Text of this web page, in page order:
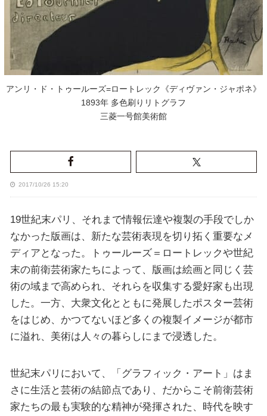
アンリ・ド・トゥールーズ=ロートレック《ディヴァン・ジャポネ》
1893年 多色刷りリトグラフ
三菱一号館美術館
2017/10/26 15:20
19世紀末パリ、それまで情報伝達や複製の手段でしか
なかった版画は、新たな芸術表現を切り拓く重要なメ
ディアとなった。トゥールーズ＝ロートレックや世紀
末の前衛芸術家たちによって、版画は絵画と同じく芸
術の域まで高められ、それらを収集する愛好家も出現
した。一方、大衆文化とともに発展したポスター芸術
をはじめ、かつてないほど多くの複製イメージが都市
に溢れ、美術は人々の暮らしにまで浸透した。
世紀末パリにおいて、「グラフィック・アート」はま
さに生活と芸術の結節点であり、だからこそ前衛芸術
家たちの最も実験的な精神が発揮された、時代を映す